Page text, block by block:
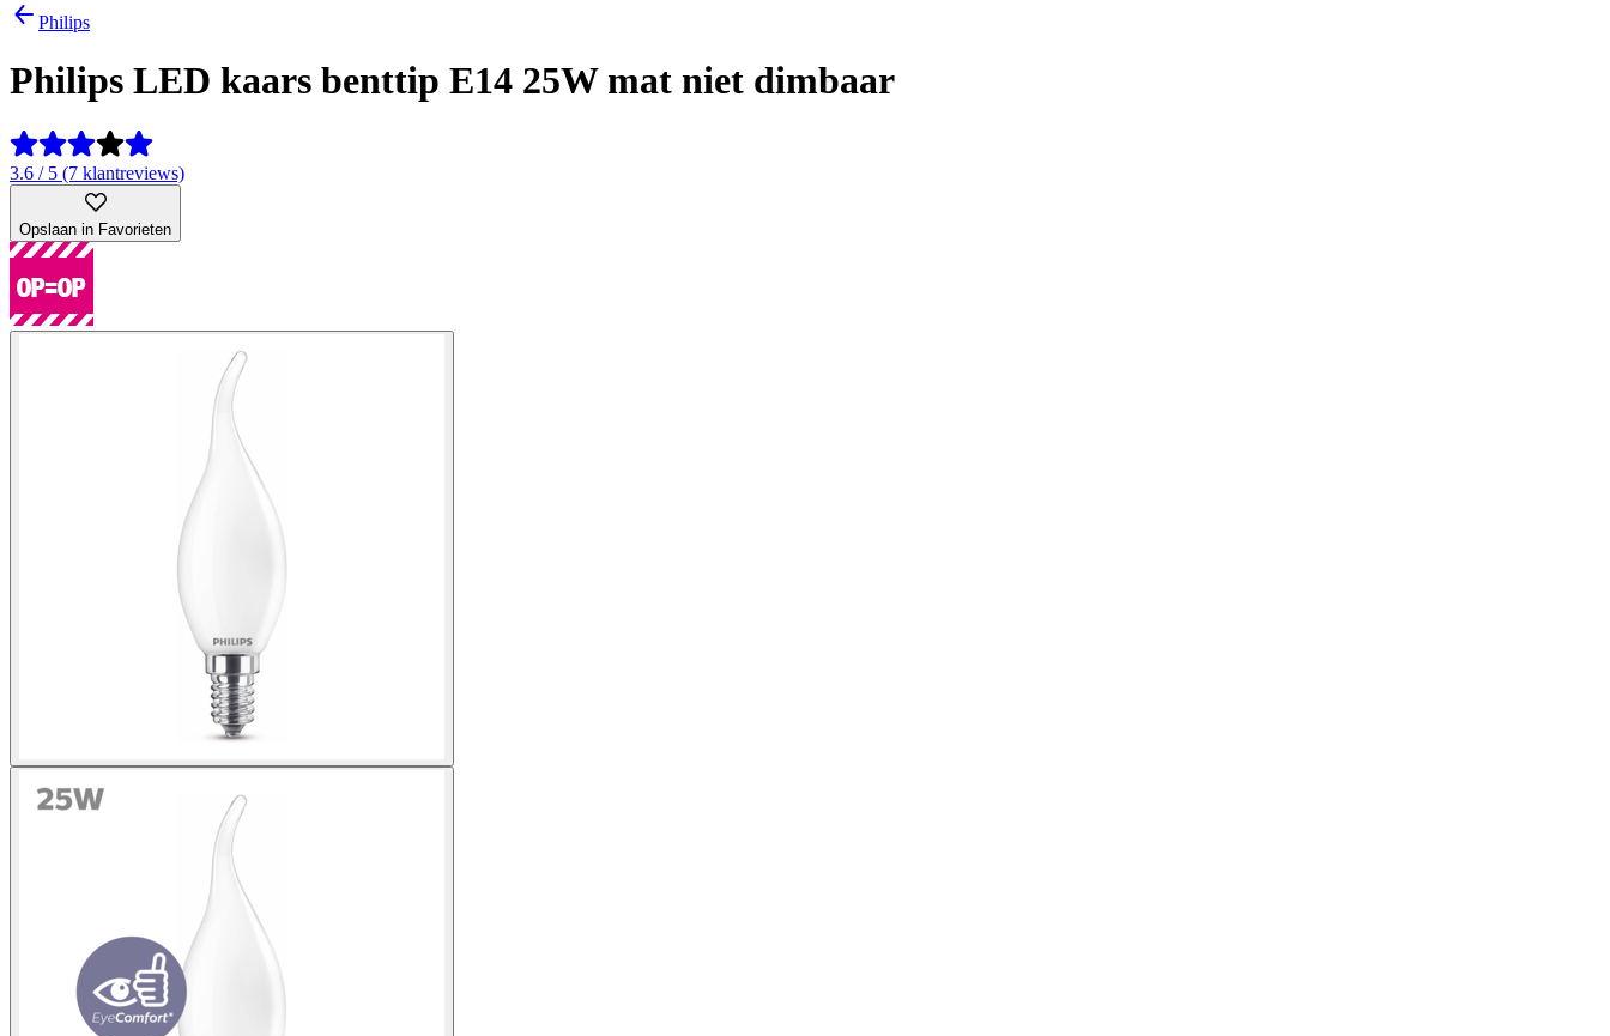
Philips
Philips LED kaars benttip E14 25W mat niet dimbaar
3.6 / 5 (7 klantreviews)
Opslaan in Favorieten